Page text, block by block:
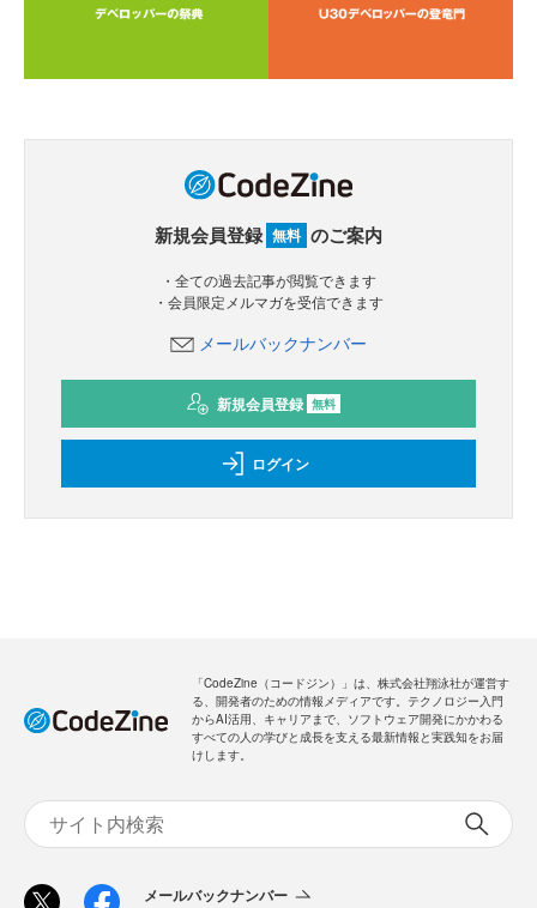
新規会員登録 無料 のご案内
・全ての過去記事が閲覧できます
・会員限定メルマガを受信できます
メールバックナンバー
新規会員登録 無料
ログイン
「CodeZine（コードジン）」は、株式会社翔泳社が運営す
る、開発者のための情報メディアです。テクノロジー入門
からAI活用、キャリアまで、ソフトウェア開発にかかわる
すべての人の学びと成長を支える最新情報と実践知をお届
けします。
メールバックナンバー